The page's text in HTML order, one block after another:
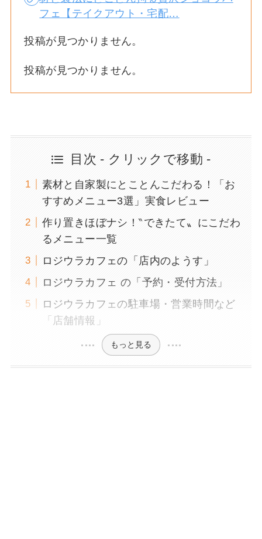
フェ【テイクアウト・宅配…
投稿が見つかりません。
投稿が見つかりません。
目次 - クリックで移動 -
素材と自家製にとことんこだわる！「お
すすめメニュー3選」実食レビュー
作り置きほぼナシ！‶できたて〟にこだわ
るメニュー一覧
ロジウラカフェの「店内のようす」
ロジウラカフェ の「予約・受付方法」
ロジウラカフェの駐車場・営業時間など
「店舗情報」
もっと見る